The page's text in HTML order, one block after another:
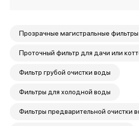
Прозрачные магистральные
Проточный фильтр для дачи или
Фильтр грубой очистки воды
Фильтры для холодной воды
Фильтры предварительной очистки